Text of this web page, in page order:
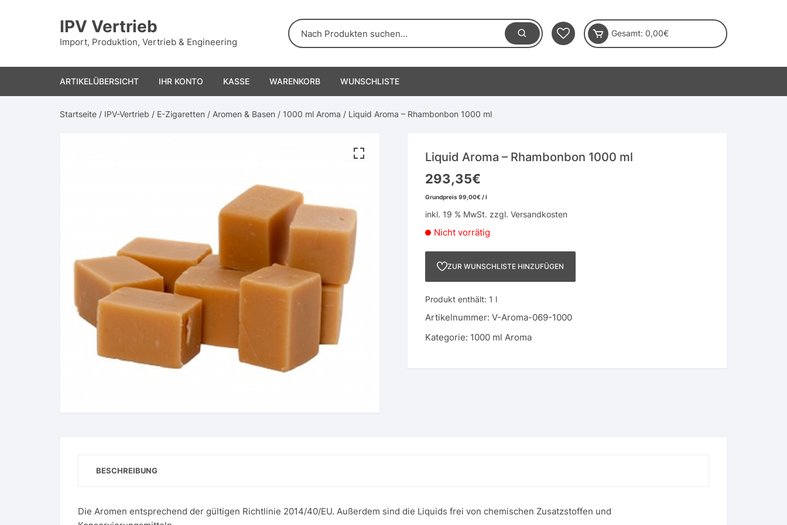
IPV Vertrieb
Import, Produktion, Vertrieb & Engineering
Gesamt: 0,00€
ARTIKELÜBERSICHT IHR KONTO KASSE WARENKORB WUNSCHLISTE
Startseite / IPV-Vertrieb / E-Zigaretten / Aromen & Basen / 1000 ml Aroma / Liquid Aroma – Rhambonbon 1000 ml
Liquid Aroma – Rhambonbon 1000 ml
293,35€
Grundpreis99,00€/l
inkl. 19 % MwSt. zzgl. Versandkosten
Nicht vorrätig
ZUR WUNSCHLISTE HINZUFÜGEN
Produkt enthält: 1 l
Artikelnummer: V-Aroma-069-1000
Kategorie: 1000 ml Aroma
BESCHREIBUNG
Die Aromen entsprechend der gültigen Richtlinie 2014/40/EU. Außerdem sind die Liquids frei von chemischen Zusatzstoffen und